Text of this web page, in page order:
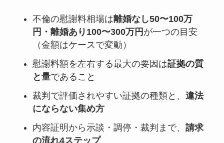
不倫の慰謝料相場は離婚なし50〜100万
円・離婚あり100〜300万円 が一つの目安
（金額はケースで変動）
慰謝料額を左右する最大の要因は証拠の質
と量であること
裁判で評価されやすい証拠の種類と、 違法
にならない集め方
内容証明から示談・調停・裁判まで、 請求
の流れ4ステップ